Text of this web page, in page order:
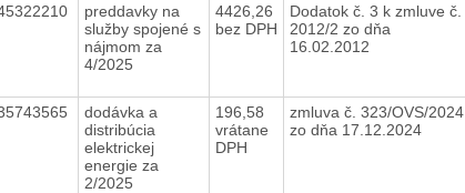
preddavky na
služby spojené s
nájmom za
4/2025
4426,26
bez DPH
Dodatok č. 3 k zmluve č.
2012/2 zo dňa
16.02.2012
dodávka a
distribúcia
elektrickej
energie za
2/2025
196,58
vrátane
DPH
zmluva č. 323/OVS/2024
zo dňa 17.12.2024